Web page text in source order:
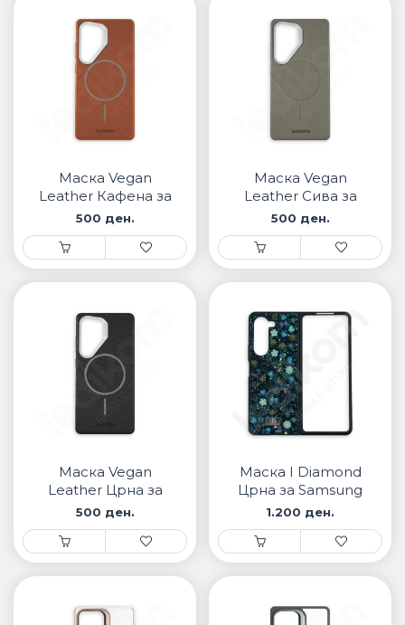
Маска Vegan
Leather Кафена за
Samsung
500 ден.
Маска Vegan
Leather Сива за
Samsung
500 ден.
Маска Vegan
Leather Црна за
Samsung
500 ден.
Маска I Diamond
Црна за Samsung
1.200 ден.